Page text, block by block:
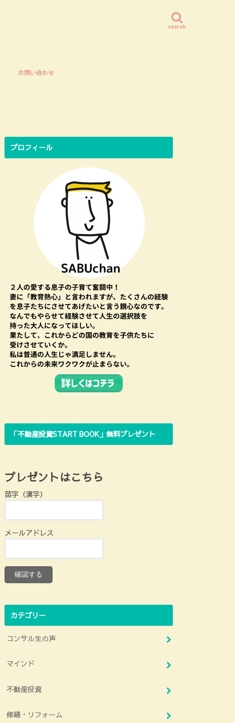
search
お問い合わせ
プロフィール
「不動産投資START BOOK」無料プレゼント
プレゼントはこちら
苗字（漢字）
メールアドレス
カテゴリー
コンサル生の声
マインド
不動産投資
修繕・リフォーム